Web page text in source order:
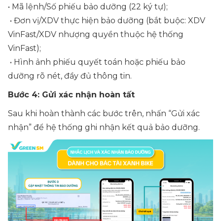
• Mã lệnh/Số phiếu bảo dưỡng (22 ký tự);
• Đơn vị/XDV thực hiện bảo dưỡng (bắt buộc: XDV
VinFast/XDV nhượng quyền thuộc hệ thống
VinFast);
• Hình ảnh phiếu quyết toán hoặc phiếu bảo
dưỡng rõ nét, đầy đủ thông tin.
Bước 4: Gửi xác nhận hoàn tất
Sau khi hoàn thành các bước trên, nhấn “Gửi xác
nhận” để hệ thống ghi nhận kết quả bảo dưỡng.